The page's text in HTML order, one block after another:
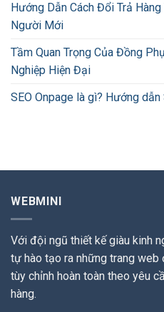
Hướng Dẫn Cách Đổi Trả
Người Mới
Tầm Quan Trọng Của Đồng
Nghiệp Hiện Đại
SEO Onpage là gì? Hướng
WEBMINI
Với đội ngũ thiết kế giàu kinh
tự hào tạo ra những trang
tùy chỉnh hoàn toàn theo yêu
hàng.